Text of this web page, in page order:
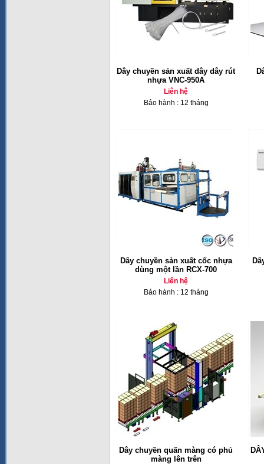
Dây chuyền sản xuất dây dây rút
nhựa VNC-950A
Liên hệ
Bảo hành : 12 tháng
Dây chuyền sản xuất cốc nhựa
dùng một lần RCX-700
Liên hệ
Bảo hành : 12 tháng
Dây chuyền quấn màng có phủ
màng lên trên